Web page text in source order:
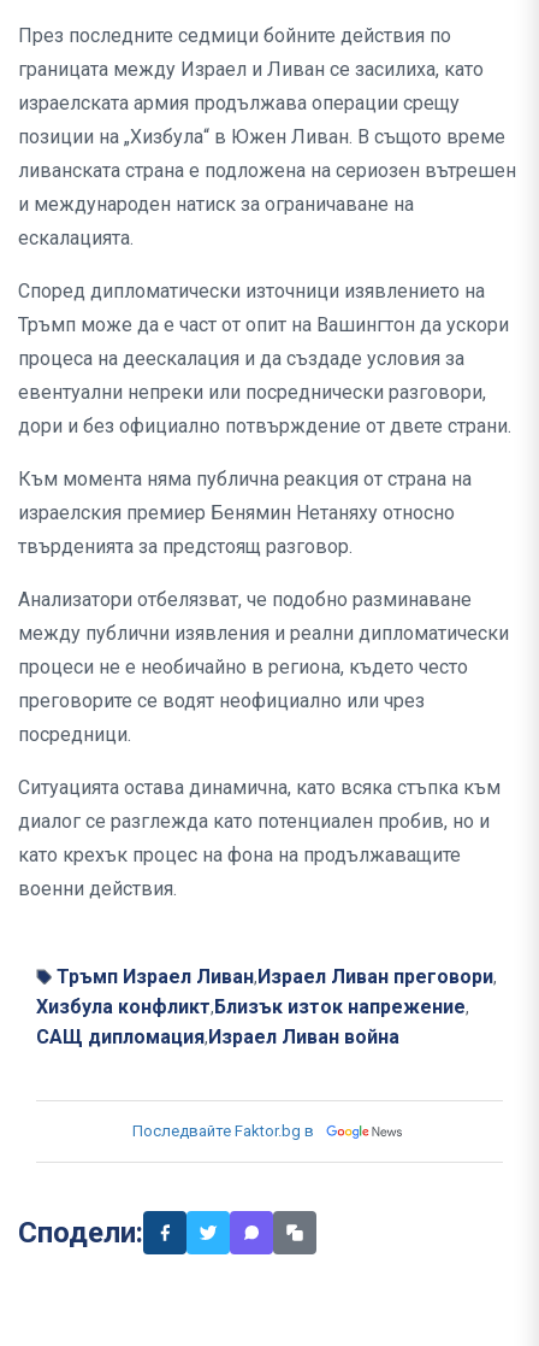
През последните седмици бойните действия по
границата между Израел и Ливан се засилиха, като
израелската армия продължава операции срещу
позиции на „Хизбула“ в Южен Ливан. В същото време
ливанската страна е подложена на сериозен вътрешен
и международен натиск за ограничаване на
ескалацията.
Според дипломатически източници изявлението на
Тръмп може да е част от опит на Вашингтон да ускори
процеса на деескалация и да създаде условия за
евентуални непреки или посреднически разговори,
дори и без официално потвърждение от двете страни.
Към момента няма публична реакция от страна на
израелския премиер Бенямин Нетаняху относно
твърденията за предстоящ разговор.
Анализатори отбелязват, че подобно разминаване
между публични изявления и реални дипломатически
процеси не е необичайно в региона, където често
преговорите се водят неофициално или чрез
посредници.
Ситуацията остава динамична, като всяка стъпка към
диалог се разглежда като потенциален пробив, но и
като крехък процес на фона на продължаващите
военни действия.
Тръмп Израел Ливан, Израел Ливан преговори,
Хизбула конфликт, Близък изток напрежение,
САЩ дипломация, Израел Ливан война
Последвайте Faktor.bg в
Сподели: